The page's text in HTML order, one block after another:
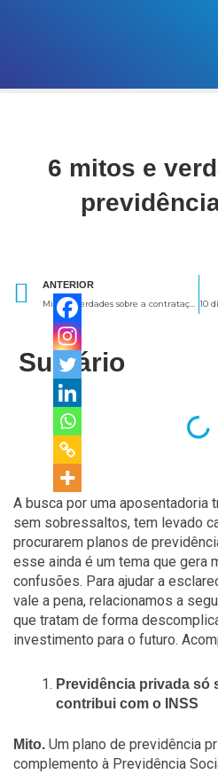
6 mitos e
Anterior
ANTERIOR
Sumário
A busca por uma aposentadoria
sem sobressaltos, tem levado
procurarem planos de
esse ainda é um tema que gera
confusões. Para ajudar a
vale a pena, relacionamos a
que tratam de forma
investimento para o futuro.
Previdência privada só
contribui com o INSS
Mito. Um plano de previdência
complemento à Previdência